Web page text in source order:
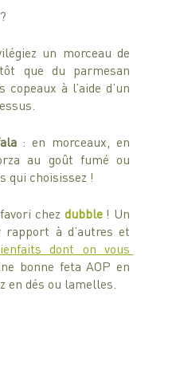
un morceau de
que du parmesan
à l’aide d’un
: en morceaux, en
au goût fumé ou
qui choisissez !
chez dubble ! Un
à d’autres et
dont on vous
bonne feta AOP en
en dés ou lamelles.